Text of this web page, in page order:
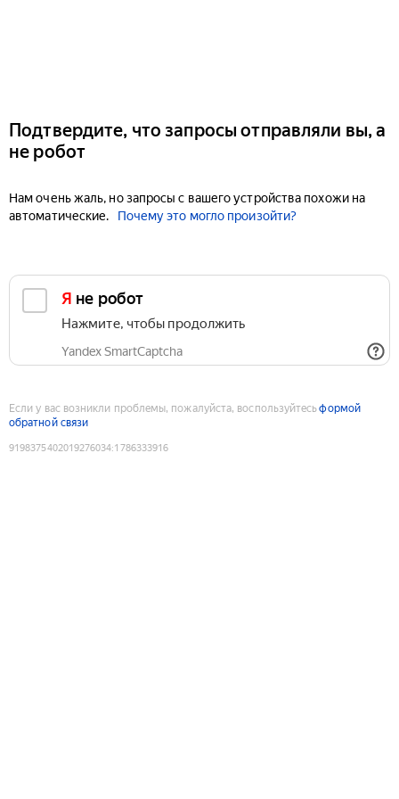
Подтвердите, что запросы отправляли вы, а
не робот
Нам очень жаль, но запросы с вашего устройства похожи на
автоматические.
Почему это могло произойти?
Я не робот
Нажмите, чтобы продолжить
Yandex SmartCaptcha
Если у вас возникли проблемы, пожалуйста, воспользуйтесьформой
обратной связи
9198375402019276034:1786333916